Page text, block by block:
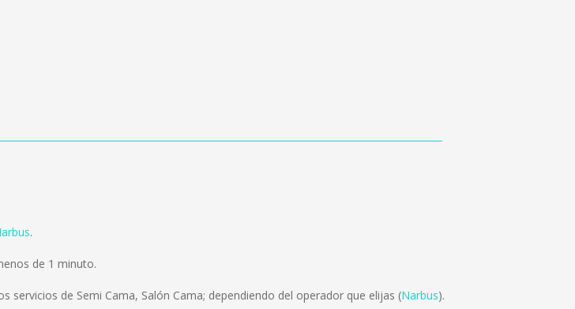
.
de 1 minuto.
servicios de Semi Cama, Salón Cama; dependiendo del operador que elijas (Narbus).